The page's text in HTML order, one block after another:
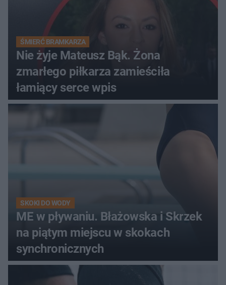
ŚMIERĆ BRAMKARZA
Nie żyje Mateusz Bąk. Żona
zmarłego piłkarza zamieściła
łamiący serce wpis
SKOKI DO WODY
ME w pływaniu. Błażowska i Skrzek
na piątym miejscu w skokach
synchronicznych